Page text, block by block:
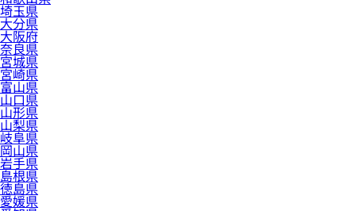
埼玉県
大分県
大阪府
奈良県
宮城県
宮崎県
富山県
山口県
山形県
山梨県
岐阜県
岡山県
岩手県
島根県
徳島県
愛媛県